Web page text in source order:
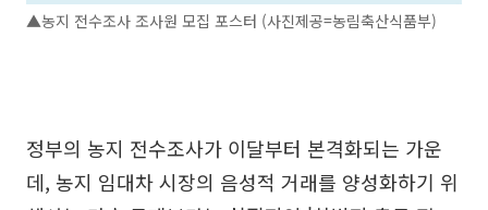
▲농지 전수조사 조사원 모집 포스터 (사진제공=농림축산식품부)
정부의 농지 전수조사가 이달부터 본격화되는 가운
데, 농지 임대차 시장의 음성적 거래를 양성화하기 위